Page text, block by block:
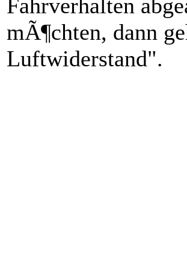
Fahrverhalten
mÃ¶chten, dann
Luftwiderstand".